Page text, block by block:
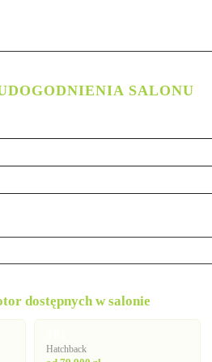
SALONU
dostępnych w salonie
Hatchback